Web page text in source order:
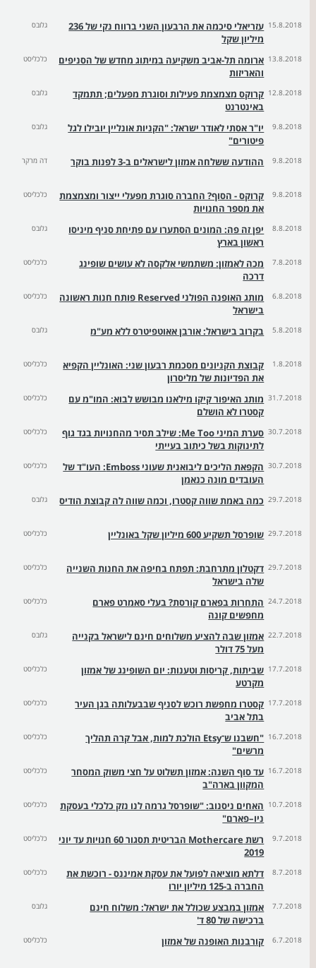
15.8.2018
עזריאלי סיכמה את הרבעון השני ברווח נקי של 236
מיליון שקל
גלובס
13.8.2018 ארומה תל-אביב משקיעה במיתוג מחדש של הסניפים
והאריזות
כלכליסט
12.8.2018 קרוקס מצמצמת פעילות וסוגרת מפעלים; תתמקד
באינטרנט
גלובס
9.8.2018
יו"ר אסתי לאודר ישראל: "הקניות אונליין יובילו לגל
פיטורים"
גלובס
9.8.2018 ההודעה ששלחה אמזון לישראלים ב-3 לפנות בוקר דה מרקר
9.8.2018
קרוקס - הסוף? החברה סוגרת מפעלי ייצור ומצמצמת
את מספר החנויות
כלכליסט
8.8.2018
יפן זה פה: המונים הסתערו עם פתיחת סניף מיניסו
ראשון בארץ
גלובס
7.8.2018
מכה לאמזון: משתמשי אלקסה לא עושים שופינג
דרכה
כלכליסט
6.8.2018
מותג האופנה הפולני Reserved פותח חנות ראשונה
בישראל
כלכליסט
5.8.2018 בקרוב בישראל: אורבן אאוטפיטרס ללא מע"מ גלובס
1.8.2018
קבוצת הקניונים מסכמת רבעון שני: האונליין הקפיא
את הפדיונות של מליסרון
כלכליסט
31.7.2018 מותג האיפור קיקו מילאנו מבושש לבוא: המו"מ עם
קסטרו לא הושלם
כלכליסט
30.7.2018
סערת המיני Me Too: שילב תסיר מהחנויות בגד גוף
לתינוקות בשל כיתוב בעייתי
כלכליסט
30.7.2018
הקפאת הליכים ליבואנית שעוני Emboss: העו"ד של
העובדים מונה כנאמן
כלכליסט
29.7.2018 כמה באמת שווה קסטרו, וכמה שווה לה קבוצת הודיס גלובס
29.7.2018 שופרסל תשקיע 600 מיליון שקל באונליין כלכליסט
29.7.2018 דקטלון מתרחבת: תפתח בחיפה את החנות השנייה
שלה בישראל
כלכליסט
24.7.2018 התחרות בפארם קורסת? בעלי סאמרט פארם
מחפשים קונה
כלכליסט
22.7.2018 אמזון שבה להציע משלוחים חינם לישראל בקנייה
מעל 75 דולר
גלובס
17.7.2018 שביתות, קריסות וטענות: יום השופינג של אמזון
מקרטע
כלכליסט
17.7.2018 קסטרו מחפשת רוכש לסניף שבבעלותה בגן העיר
בתל אביב
כלכליסט
16.7.2018
"חשבנו ש־Etsy הולכת למות, אבל קרה תהליך
מרשים"
כלכליסט
16.7.2018 עד סוף השנה: אמזון תשלוט על חצי משוק המסחר
המקוון בארה"ב
כלכליסט
10.7.2018 האחים ניסנוב: "שופרסל גרמה לנו נזק כלכלי בעסקת
ניו–פארם"
כלכליסט
9.7.2018
רשת Mothercare הבריטית תסגור 60 חנויות עד יוני
2019
כלכליסט
8.7.2018
דלתא מוציאה לפועל את עסקת אמיננס - רוכשת את
החברה ב-125 מיליון יורו
כלכליסט
7.7.2018
אמזון במבצע שכולל את ישראל: משלוח חינם
ברכישה של 80 ד'
גלובס
6.7.2018 קורבנות האופנה של אמזון כלכליסט